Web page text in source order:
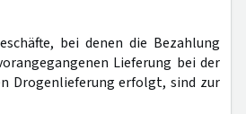
bei denen die Bezahlung
Lieferung bei der
Drogenlieferung erfolgt, sind zur